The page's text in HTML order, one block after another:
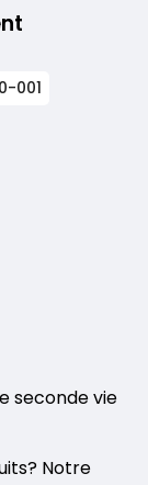
001
seconde vie
Notre